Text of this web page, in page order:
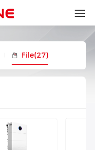
File(27)